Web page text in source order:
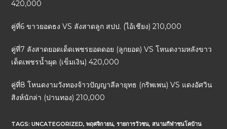
420,000
คู่ที่6 ขาวยอดธง VS ลังสาดลูก สปป. (ไอ้เชียง) 210,000
คู่ที่7 ลังสาดยอดเด็ดเพชรยอดดอย (ลูกยอด) VS โหนดงามหลังขาว
เด็ดเพชรน้ำผุด (เข็มเงิน) 420,000
คู่ที่8 โหนดงามวังทองจ้าวปัญญาลีลายุทธ (กริพเพน) VS แดงอัศวิน
สิงห์นักล่า (ปานทอง) 210,000
TAGS:UNCATEGORIZED, พฤศจิกายน, รายการวัวชน, สนามกีฬาชนโคบ้าน